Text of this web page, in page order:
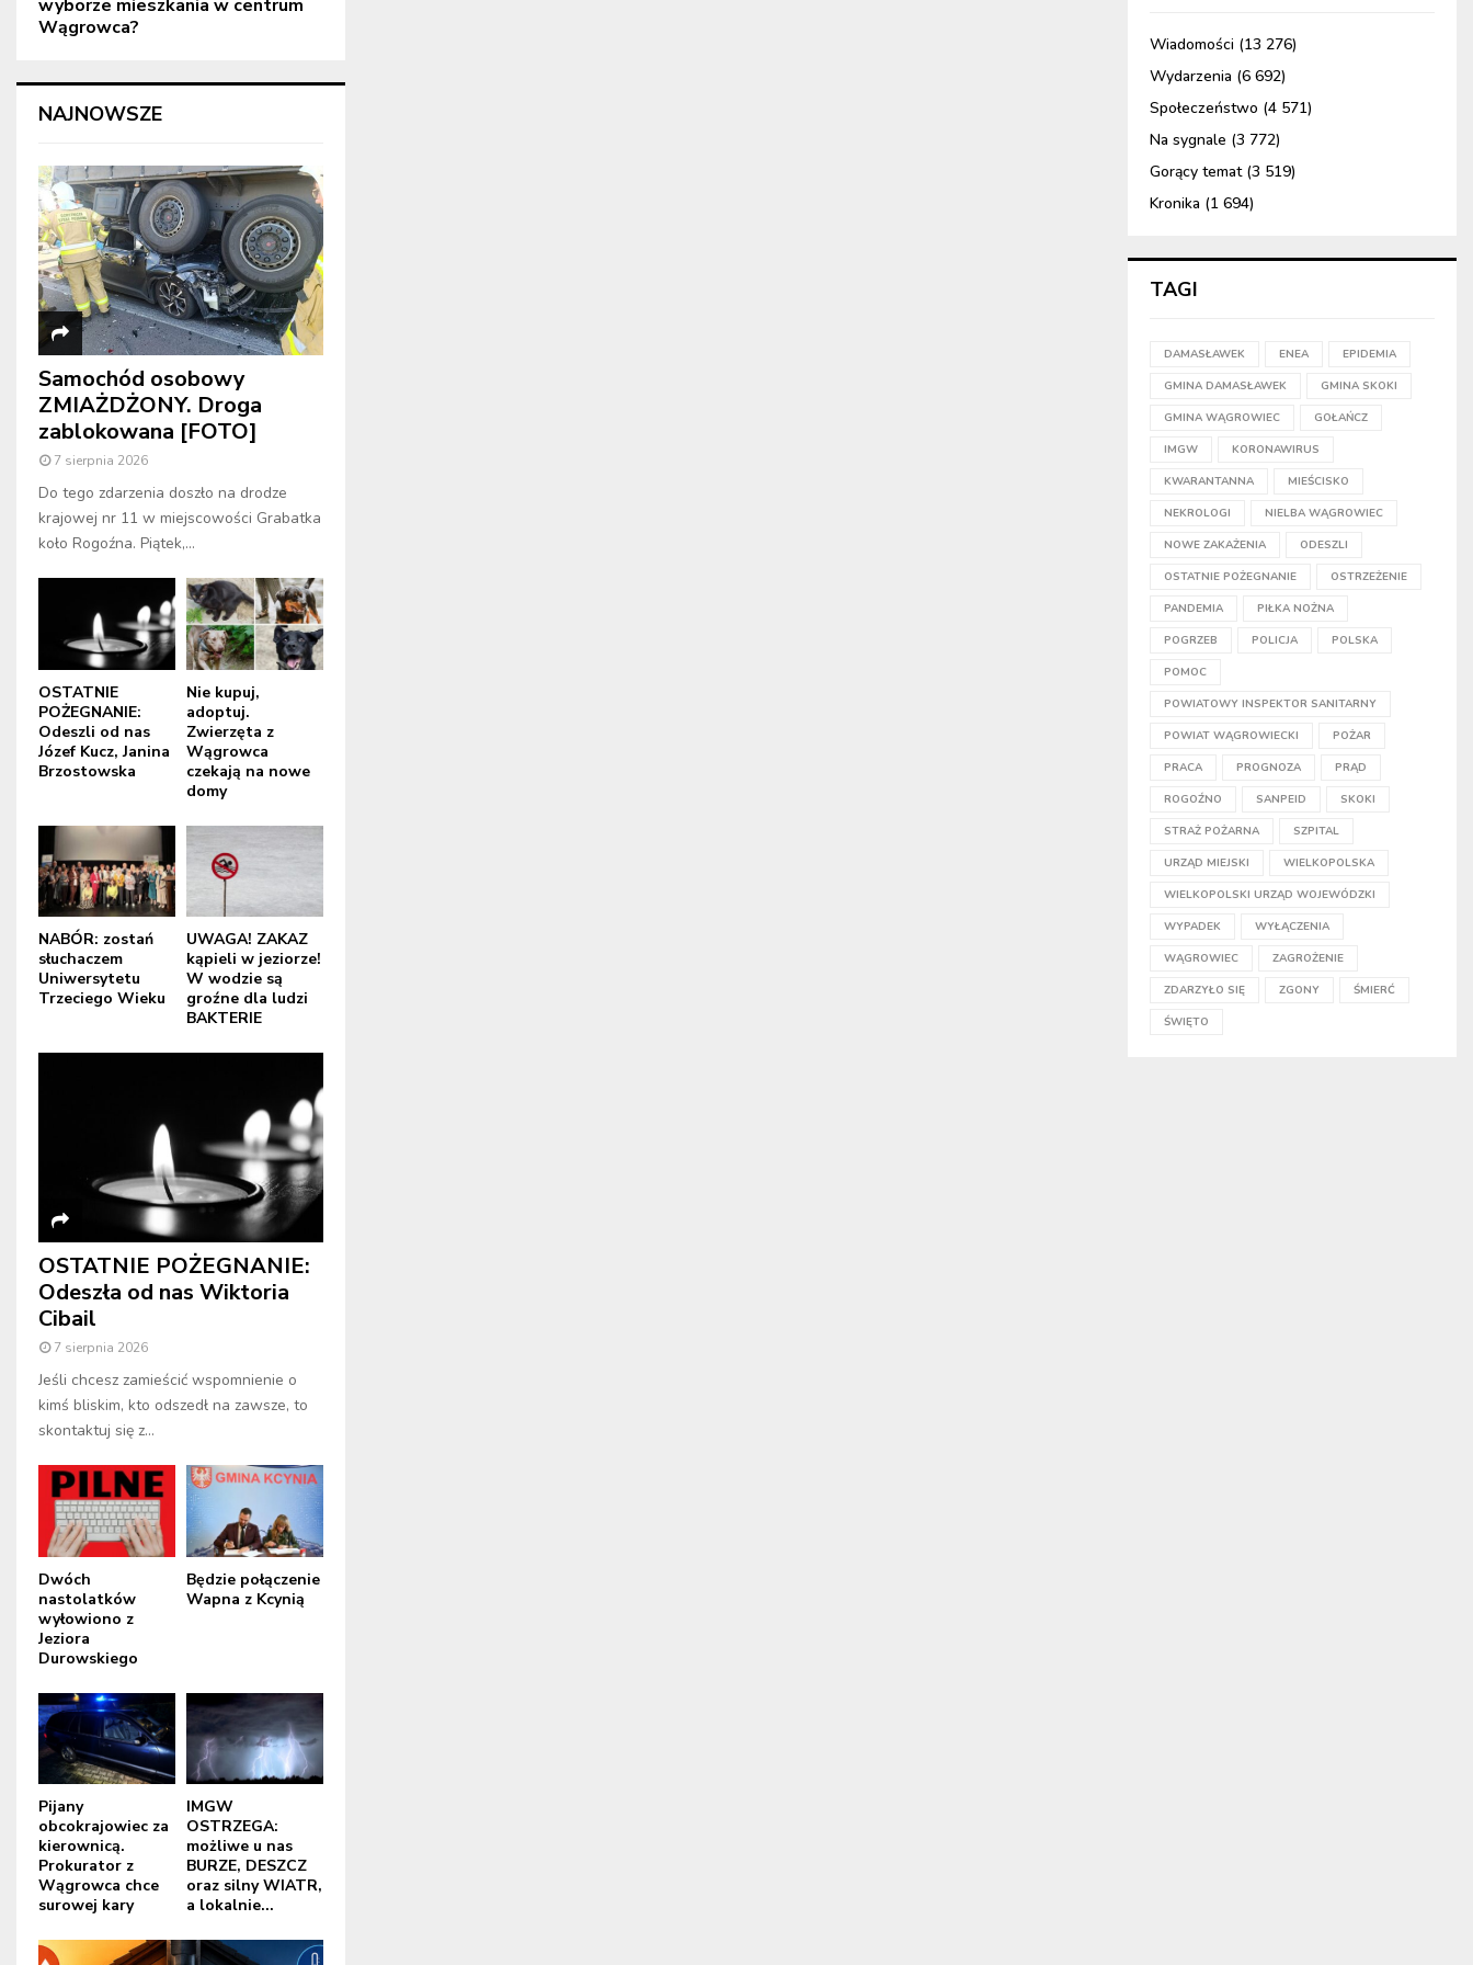
wyborze mieszkania w centrum
Wągrowca?
NAJNOWSZE
Samochód osobowy
ZMIAŻDŻONY. Droga
zablokowana [FOTO]
7 sierpnia 2026
Do tego zdarzenia doszło na drodze
krajowej nr 11 w miejscowości Grabatka
koło Rogoźna. Piątek,...
OSTATNIE
POŻEGNANIE:
Odeszli od nas
Józef Kucz, Janina
Brzostowska
Nie kupuj,
adoptuj.
Zwierzęta z
Wągrowca
czekają na nowe
domy
NABÓR: zostań
słuchaczem
Uniwersytetu
Trzeciego Wieku
UWAGA! ZAKAZ
kąpieli w jeziorze!
W wodzie są
groźne dla ludzi
BAKTERIE
OSTATNIE POŻEGNANIE:
Odeszła od nas Wiktoria
Cibail
7 sierpnia 2026
Jeśli chcesz zamieścić wspomnienie o
kimś bliskim, kto odszedł na zawsze, to
skontaktuj się z...
Dwóch
nastolatków
wyłowiono z
Jeziora
Durowskiego
Będzie połączenie
Wapna z Kcynią
Pijany
obcokrajowiec za
kierownicą.
Prokurator z
Wągrowca chce
surowej kary
IMGW
OSTRZEGA:
możliwe u nas
BURZE, DESZCZ
oraz silny WIATR,
a lokalnie...
Wiadomości (13 276)
Wydarzenia (6 692)
Społeczeństwo (4 571)
Na sygnale (3 772)
Gorący temat(3 519)
Kronika (1 694)
TAGI
DAMASŁAWEK ENEA EPIDEMIA
GMINA DAMASŁAWEK GMINA SKOKI
GMINA WĄGROWIEC GOŁAŃCZ
IMGW KORONAWIRUS
KWARANTANNA MIEŚCISKO
NEKROLOGI NIELBA WĄGROWIEC
NOWE ZAKAŻENIA ODESZLI
OSTATNIE POŻEGNANIE OSTRZEŻENIE
PANDEMIA PIŁKA NOŻNA
POGRZEB POLICJA POLSKA
POMOC
POWIATOWY INSPEKTOR SANITARNY
POWIAT WĄGROWIECKI POŻAR
PRACA PROGNOZA PRĄD
ROGOŹNO SANPEID SKOKI
STRAŻ POŻARNA SZPITAL
URZĄD MIEJSKI WIELKOPOLSKA
WIELKOPOLSKI URZĄD WOJEWÓDZKI
WYPADEK WYŁĄCZENIA
WĄGROWIEC ZAGROŻENIE
ZDARZYŁO SIĘ ZGONY ŚMIERĆ
ŚWIĘTO